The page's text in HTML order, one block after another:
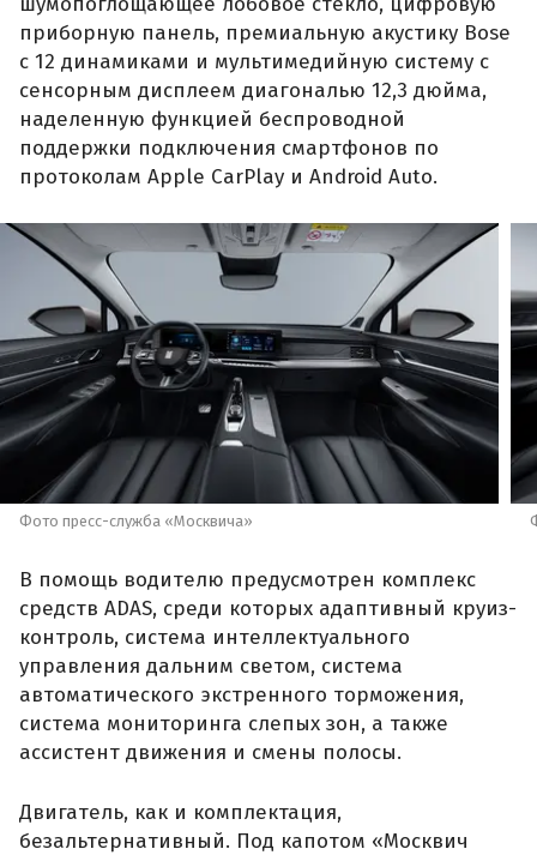
приборную панель, премиальную акустику Bose
с 12 динамиками и мультимедийную систему с
сенсорным дисплеем диагональю 12,3 дюйма,
наделенную функцией беспроводной
поддержки подключения смартфонов по
протоколам Apple CarPlay и Android Auto.
Фото пресс-служба «Москвича»
В помощь водителю предусмотрен комплекс
средств ADAS, среди которых адаптивный круиз-
контроль, система интеллектуального
управления дальним светом, система
автоматического экстренного торможения,
система мониторинга слепых зон, а также
ассистент движения и смены полосы.
Двигатель, как и комплектация,
безальтернативный. Под капотом «Москвич